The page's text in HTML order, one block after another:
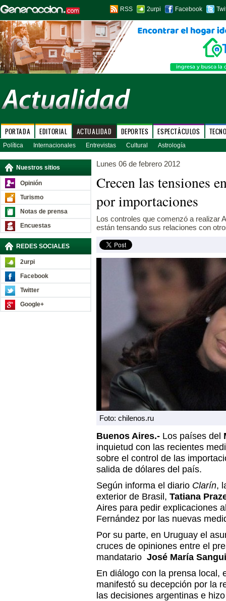
RSS 2urpi Facebook
PORTADA EDITORIAL ACTUALIDAD DEPORTES ESPECTÁCULOS
Política Internacionales Entrevistas Cultural Astrología
Nuestros sitios
Opinión
Turismo
Notas de prensa
Encuestas
REDES SOCIALES
2urpi
Facebook
Twitter
Google+
Lunes 06 de febrero 2012
Crecen las tensiones
por importaciones
Los controles que comenzó a realizar
están tensando sus relaciones con
Foto: chilenos.ru
Buenos Aires.- Los países del
inquietud con las recientes
sobre el control de las
salida de dólares del país.
Según informa el diario Clarín,
exterior de Brasil, Tatiana
Aires para pedir explicaciones
Fernández por las nuevas
Por su parte, en Uruguay el
cruces de opiniones entre el
mandatario José María
En diálogo con la prensa local,
manifestó su decepción por la
las decisiones argentinas e